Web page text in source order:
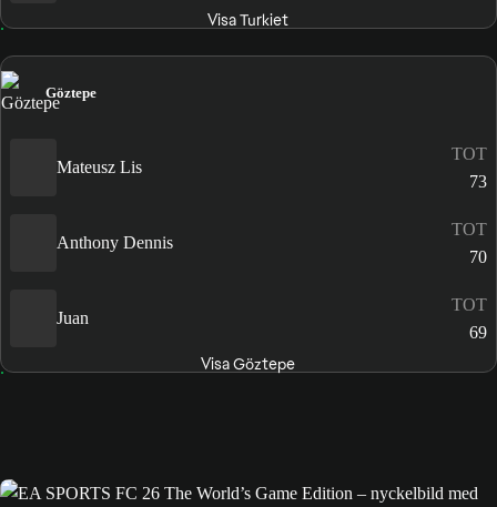
Visa Turkiet
Göztepe
Mateusz Lis
TOT
73
Anthony Dennis
TOT
70
Juan
TOT
69
Visa Göztepe